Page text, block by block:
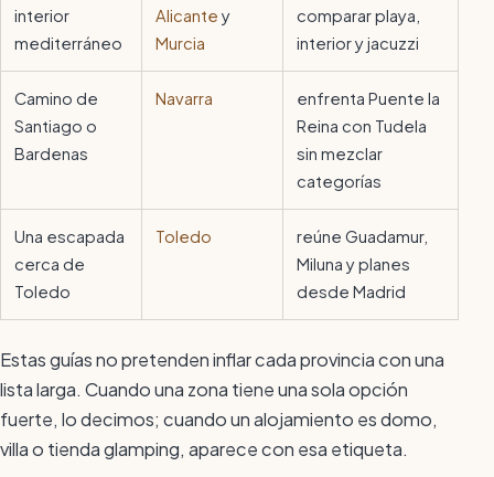
interior
mediterráneo
Alicante y
Murcia
comparar playa,
interior y jacuzzi
Camino de
Santiago o
Bardenas
Navarra
enfrenta Puente la
Reina con Tudela
sin mezclar
categorías
Una escapada
cerca de
Toledo
Toledo
reúne Guadamur,
Miluna y planes
desde Madrid
Estas guías no pretenden inflar cada provincia con una
lista larga. Cuando una zona tiene una sola opción
fuerte, lo decimos; cuando un alojamiento es domo,
villa o tienda glamping, aparece con esa etiqueta.